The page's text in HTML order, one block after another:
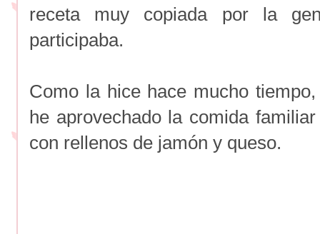
receta muy copiada por la
participaba.
Como la hice hace mucho
he aprovechado la comida
con rellenos de jamón y queso.